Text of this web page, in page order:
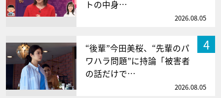
トの中身…
2026.08.05
4
“後輩”今田美桜、“先輩のパ
ワハラ問題”に持論「被害者
の話だけで…
2026.08.05